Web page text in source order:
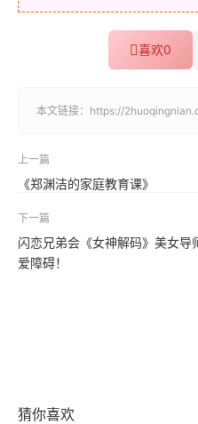
喜欢0
本文链接： https://
上一篇
《郑渊洁的家庭教育课》
下一篇
闪恋兄弟会《女神解码》美女
爱障碍！
猜你喜欢